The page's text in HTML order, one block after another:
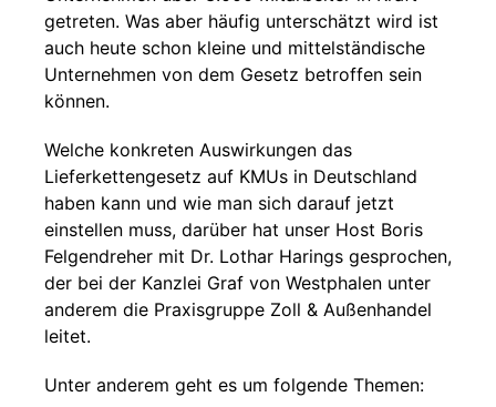
getreten. Was aber häufig unterschätzt wird ist
auch heute schon kleine und mittelständische
Unternehmen von dem Gesetz betroffen sein
können.
Welche konkreten Auswirkungen das
Lieferkettengesetz auf KMUs in Deutschland
haben kann und wie man sich darauf jetzt
einstellen muss, darüber hat unser Host Boris
Felgendreher mit Dr. Lothar Harings gesprochen,
der bei der Kanzlei Graf von Westphalen unter
anderem die Praxisgruppe Zoll & Außenhandel
leitet.
Unter anderem geht es um folgende Themen: